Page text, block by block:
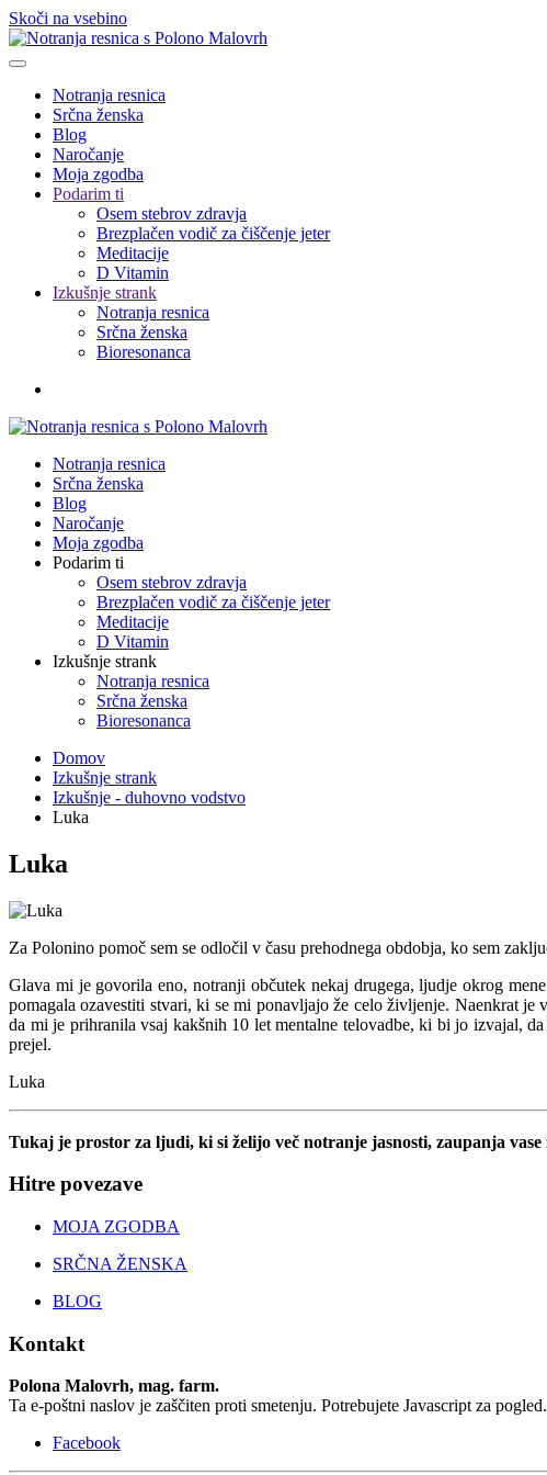
Skoči na vsebino
Notranja resnica
Srčna ženska
Blog
Naročanje
Moja zgodba
Podarim ti
Osem stebrov zdravja
Brezplačen vodič za čiščenje jeter
Meditacije
D Vitamin
Izkušnje strank
Notranja resnica
Srčna ženska
Bioresonanca
Notranja resnica
Srčna ženska
Blog
Naročanje
Moja zgodba
Podarim ti
Osem stebrov zdravja
Brezplačen vodič za čiščenje jeter
Meditacije
D Vitamin
Izkušnje strank
Notranja resnica
Srčna ženska
Bioresonanca
Domov
Izkušnje strank
Izkušnje - duhovno vodstvo
Luka
Luka
Za Polonino pomoč sem se odločil v času prehodnega obdobja, ko sem
Glava mi je govorila eno, notranji občutek nekaj drugega, ljudje okrog
pomagala ozavestiti stvari, ki se mi ponavljajo že celo življenje. Naenkrat
da mi je prihranila vsaj kakšnih 10 let mentalne telovadbe, ki bi jo izvajal,
prejel.
Luka
Tukaj je prostor za ljudi, ki si želijo več notranje jasnosti, zaupanja
Hitre povezave
MOJA ZGODBA
SRČNA ŽENSKA
BLOG
Kontakt
Polona Malovrh, mag. farm.
Ta e-poštni naslov je zaščiten proti smetenju. Potrebujete Javascript za pogled.
Facebook